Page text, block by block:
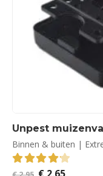
Unpest
Binnen & buiten |
4.19 out of 5
€2,65Huidige